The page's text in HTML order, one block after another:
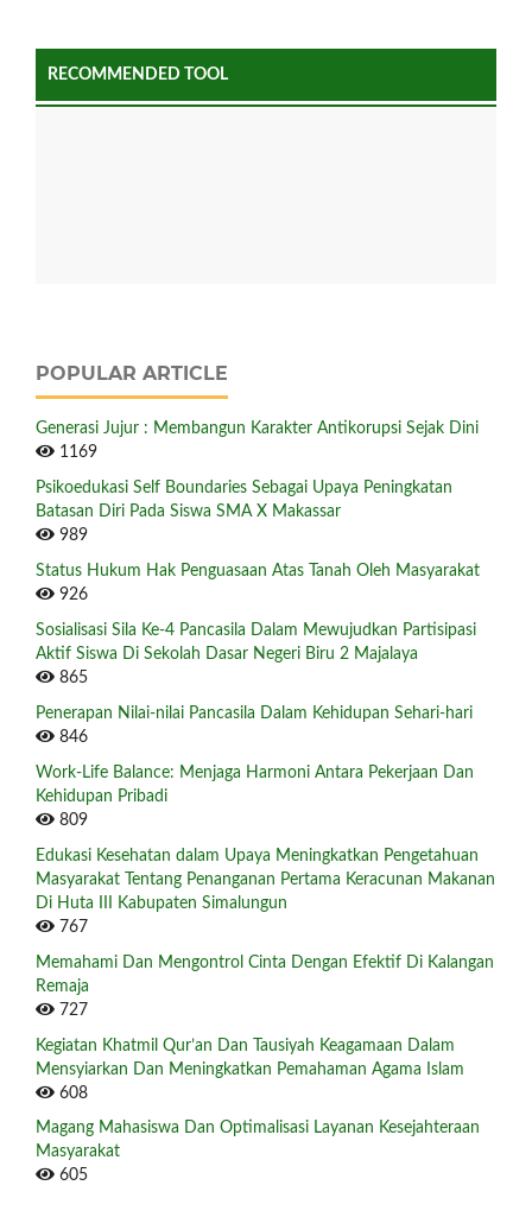
RECOMMENDED TOOL
POPULAR ARTICLE
Generasi Jujur : Membangun Karakter Antikorupsi Sejak Dini
1169
Psikoedukasi Self Boundaries Sebagai Upaya Peningkatan
Batasan Diri Pada Siswa SMA X Makassar
989
Status Hukum Hak Penguasaan Atas Tanah Oleh Masyarakat
926
Sosialisasi Sila Ke-4 Pancasila Dalam Mewujudkan Partisipasi
Aktif Siswa Di Sekolah Dasar Negeri Biru 2 Majalaya
865
Penerapan Nilai-nilai Pancasila Dalam Kehidupan Sehari-hari
846
Work-Life Balance: Menjaga Harmoni Antara Pekerjaan Dan
Kehidupan Pribadi
809
Edukasi Kesehatan dalam Upaya Meningkatkan Pengetahuan
Masyarakat Tentang Penanganan Pertama Keracunan Makanan
Di Huta III Kabupaten Simalungun
767
Memahami Dan Mengontrol Cinta Dengan Efektif Di Kalangan
Remaja
727
Kegiatan Khatmil Qur’an Dan Tausiyah Keagamaan Dalam
Mensyiarkan Dan Meningkatkan Pemahaman Agama Islam
608
Magang Mahasiswa Dan Optimalisasi Layanan Kesejahteraan
Masyarakat
605